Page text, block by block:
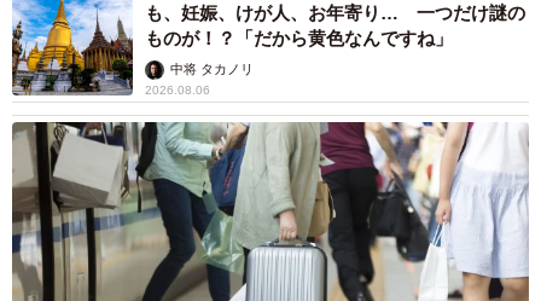
も、妊娠、けが人、お年寄り… 一つだけ謎の
ものが！？「だから黄色なんですね」
中将 タカノリ
2026.08.06